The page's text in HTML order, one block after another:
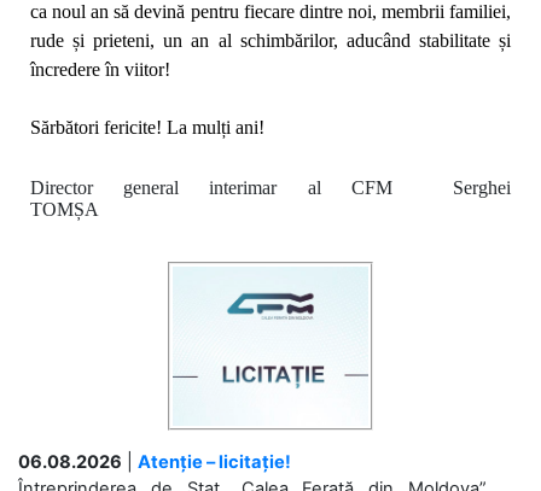
ca noul an sădevină pentru fiecare dintre noi, membrii familiei,
rude și prieteni,un an al schimbărilor, aducând stabilitate și
încredere în viitor!
Sărbători fericite! La mulți ani!
Director general interimar al CFM Serghei
TOMȘA
06.08.2026
Atenție – licitație!